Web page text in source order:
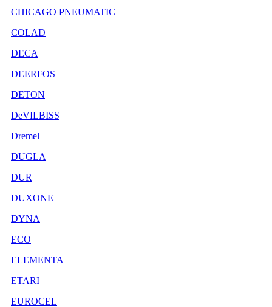
CHICAGO PNEUMATIC
COLAD
DECA
DEERFOS
DETON
DeVILBISS
Dremel
DUGLA
DUR
DUXONE
DYNA
ECO
ELEMENTA
ETARI
EUROCEL